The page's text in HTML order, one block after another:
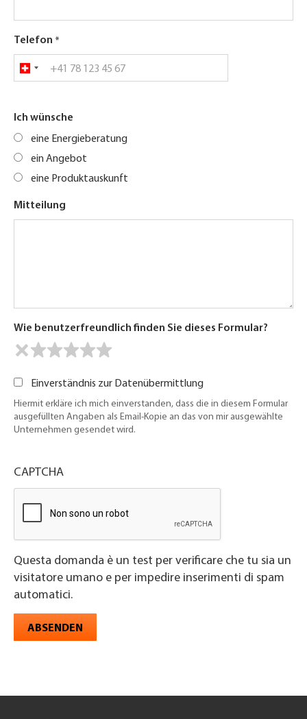
Telefon
Ich wünsche
eine Energieberatung
ein Angebot
eine Produktauskunft
Mitteilung
Wie benutzerfreundlich finden Sie dieses Formular?
Einverständnis zur Datenübermittlung
Hiermit erkläre ich mich einverstanden, dass die in diesem Formular
ausgefüllten Angaben als Email-Kopie an das von mir ausgewählte
Unternehmen gesendet wird.
CAPTCHA
Questa domanda è un test per verificare che tu sia un
visitatore umano e per impedire inserimenti di spam
automatici.
ABSENDEN